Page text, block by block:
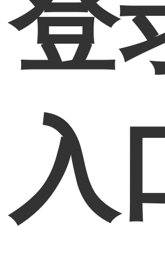
入